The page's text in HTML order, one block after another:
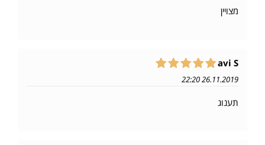
מצויין
avi S
26.11.2019 22:20
תענוג